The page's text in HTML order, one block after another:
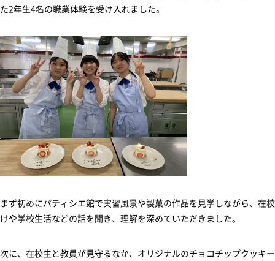
た2年生4名の職業体験を受け入れました。
まず初めにパティシエ館で実習風景や製菓の作品を見学しながら、在
けや学校生活などの話を聞き、理解を深めていただきました。
次に、在校生と教員が見守るなか、オリジナルのチョコチップクッキ